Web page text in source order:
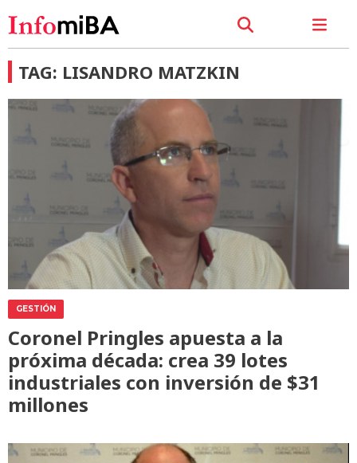
TAG: LISANDRO MATZKIN
GESTIÓN
Coronel Pringles apuesta a la
próxima década: crea 39 lotes
industriales con inversión de $31
millones